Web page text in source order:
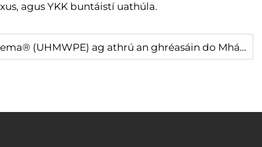
agus YKK buntáistí uathúla.
Cén fáth a bhfuil Dyneema® (UHMWPE) ag athrú an ghréasáin do Mhála